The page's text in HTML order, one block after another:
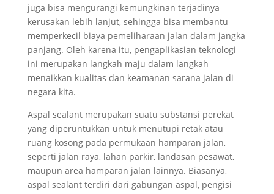
juga bisa mengurangi kemungkinan terjadinya
kerusakan lebih lanjut, sehingga bisa membantu
memperkecil biaya pemeliharaan jalan dalam jangka
panjang. Oleh karena itu, pengaplikasian teknologi
ini merupakan langkah maju dalam langkah
menaikkan kualitas dan keamanan sarana jalan di
negara kita.
Aspal sealant merupakan suatu substansi perekat
yang diperuntukkan untuk menutupi retak atau
ruang kosong pada permukaan hamparan jalan,
seperti jalan raya, lahan parkir, landasan pesawat,
maupun area hamparan jalan lainnya. Biasanya,
aspal sealant terdiri dari gabungan aspal, pengisi